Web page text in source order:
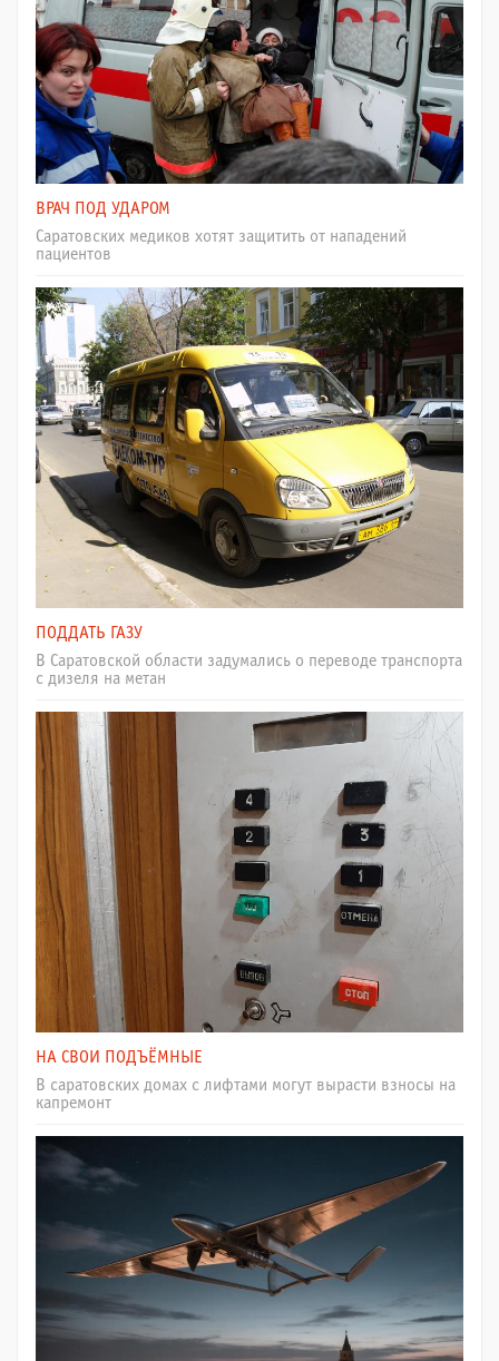
ВРАЧ ПОД УДАРОМ
Саратовских медиков хотят защитить от нападений
пациентов
ПОДДАТЬ ГАЗУ
В Саратовской области задумались о переводе транспорта
с дизеля на метан
НА СВОИ ПОДЪЁМНЫЕ
В саратовских домах с лифтами могут вырасти взносы на
капремонт